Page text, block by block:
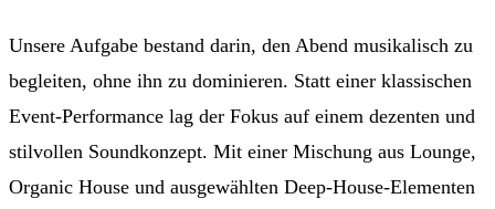
Unsere Aufgabe bestand darin, den Abend musikalisch zu
begleiten, ohne ihn zu dominieren. Statt einer klassischen
Event-Performance lag der Fokus auf einem dezenten und
stilvollen Soundkonzept. Mit einer Mischung aus Lounge,
Organic House und ausgewählten Deep-House-Elementen